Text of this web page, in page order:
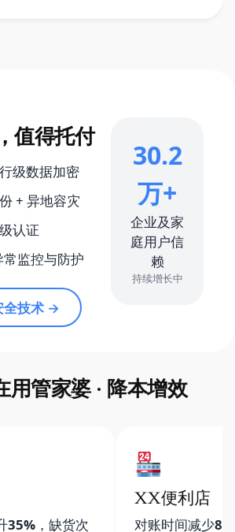
值得托付
级数据加密
+ 异地容灾
认证
监控与防护
全技术 →
30.2
万+
企业及家
庭用户信
赖
持续增长中
用管家婆 · 降本增效
35% ，缺货次
XX便利店
对账时间减少